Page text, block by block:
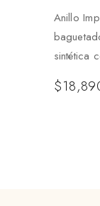
Anillo
sintética
$